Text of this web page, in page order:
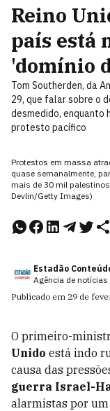
Reino
país está
'domínio
Tom Southerden, da
29, que falar sobre o
desmedido, enquanto
protesto pacífico
Protestos em massa
quase semanalmente,
mais de 30 mil
Devlin/Getty Images)
Estadão
Agência de notícias
Publicado em 29 de
O primeiro-
Unido está indo
causa das
guerra Israel-
alarmistas por